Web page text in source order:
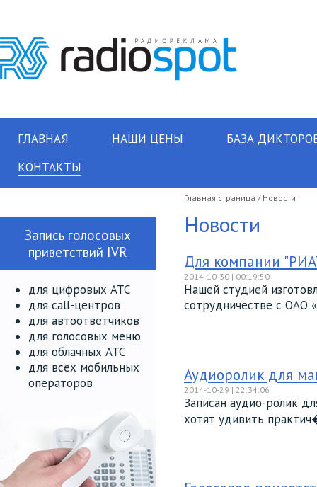
ГЛАВНАЯ НАШИ ЦЕНЫ
БАЗА
КОНТАКТЫ
Главная страница / Новости
Новости
Для компании
2014-10-30 | 00:19:50
Нашей студией
сотрудничестве с ОАО
Аудиоролик для
2014-10-29 | 22:34:06
Записан аудио-ролик
хотят удивить
Запись голосовых
приветствий IVR
для цифровых АТС
для call-центров
для автоответчиков
для голосовых меню
для облачных АТС
для всех мобильных
операторов